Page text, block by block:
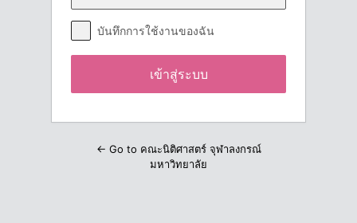
บันทึกการใช้งานของฉัน
← Go to คณะนิติศาสตร์ จุฬาลงกรณ์
มหาวิทยาลัย